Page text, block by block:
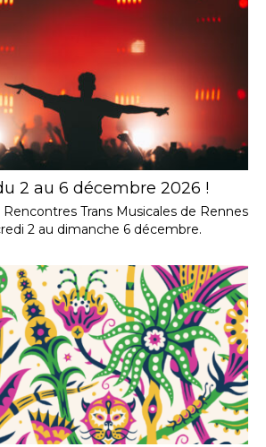
2 au 6 décembre 2026 !
Trans Musicales de Rennes
2 au dimanche 6 décembre.